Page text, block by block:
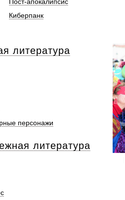
Киберпанк
литература
персонажи
литература